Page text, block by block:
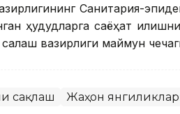
Санитария-
ҳудудларга саёҳат
сақлаш вазирлиги маймун
сақлаш Жаҳон